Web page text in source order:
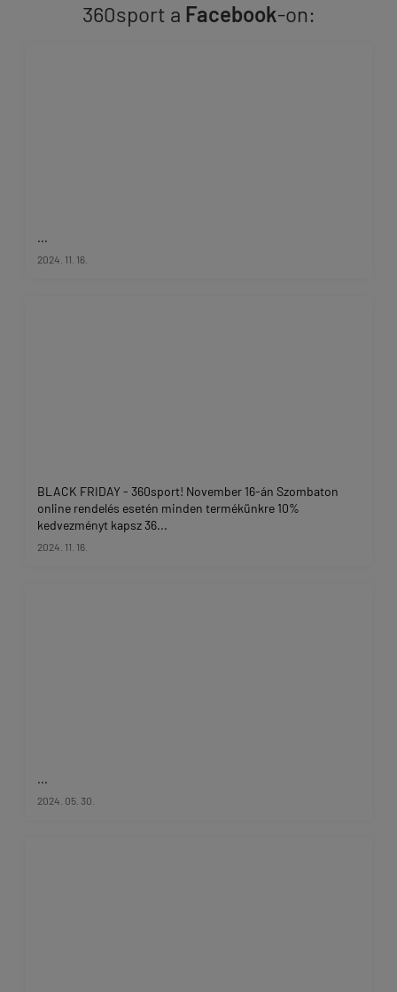
360sport a Facebook-on:
...
2024. 11. 16.
BLACK FRIDAY - 360sport! November 16-án Szombaton
online rendelés esetén minden termékünkre 10%
kedvezményt kapsz 36...
2024. 11. 16.
...
2024. 05. 30.